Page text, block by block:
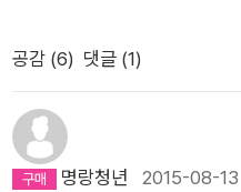
다. 그들은 멀리 있었고, 눈으
었다. 나치스 체제는 용의주도
즉 1946년에 나치스와 파시즘
들은 무시무시한 악몽처럼, 정
속으로 흩어져버린 듯했다. 새
와 그 소년의 눈물로 젖은 머
아 주는 장면이 나온다.적대국
에 독일군을 향한 복수심이 어
한 덴마크 군인의 모습, 이것이
들어 낸 전쟁의 참상 속에서
불편함을 프리모 레비가 절멸
다. 모노비츠 라거에서 살아남
들의 모든 행위에 대해 곰곰이
규율 아래, 인간성을 박탈당한
까? 살아남기 위해서는 타인
질서가 생겨났다. 그 와중에
끝이 보이지 않는 노동과 고통,
삶을 위해 주변 사람들을 교묘
사람도 있었으며, 도둑질과 다
소라는 '존재방식'이, 그들이
장한다. 내가 휴식을 취하는
다 나타나던 친구다. 바로 기억
느끼게 하는 잔인하고 오래된
를 들고 아무에게도 말할 수 없
가 포로수용소의 노동현장에
에게 내가 오늘날 바로 그 행
아우슈비츠와 도처에 있던 수
히 놀랄 것이다. (pp165) 이것
율을 느꼈다. 인간이 인간을 상
공감 (6) 댓글 (1)
명랑청년 2015-08-13